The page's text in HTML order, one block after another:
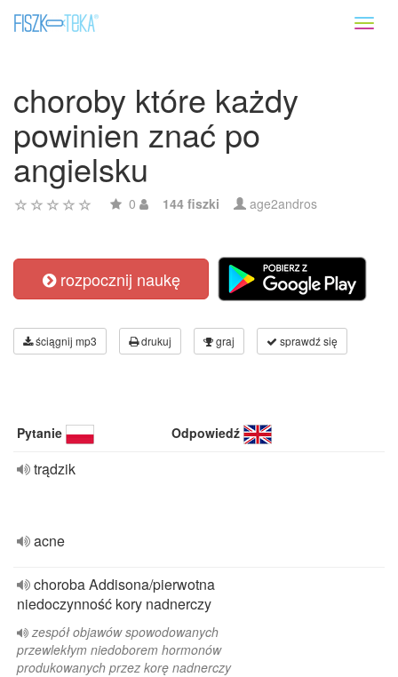
choroby które każdy
powinien znać po
angielsku
0 144 fiszki age2andros
rozpocznij naukę
ściągnij mp3 drukuj graj sprawdź się
Pytanie Odpowiedź
trądzik
acne
choroba Addisona/pierwotna
niedoczynność kory nadnerczy
zespół objawów spowodowanych
przewlekłym niedoborem hormonów
produkowanych przez korę nadnerczy